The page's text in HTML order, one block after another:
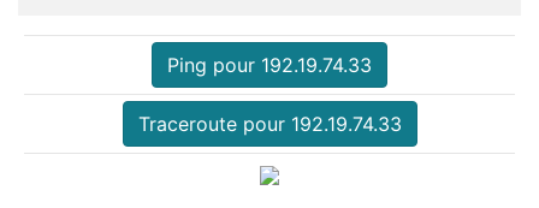
Ping pour 192.19.74.33
Traceroute pour 192.19.74.33